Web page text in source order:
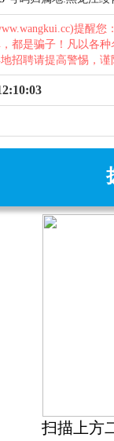
提醒您
都是骗子！凡以各种
地招聘请提高警惕，谨
扫描上方